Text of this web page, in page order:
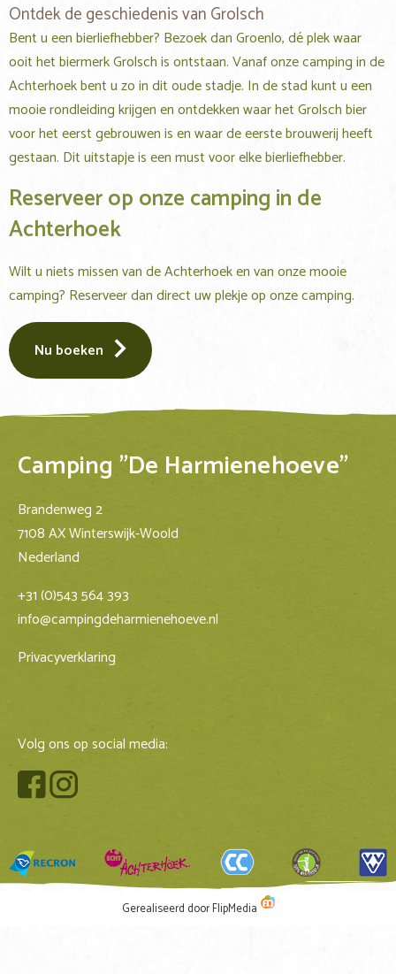
Ontdek de geschiedenis van Grolsch
Bent u een bierliefhebber? Bezoek dan Groenlo, dé plek waar
ooit het biermerk Grolsch is ontstaan. Vanaf onze camping in de
Achterhoek bent u zo in dit oude stadje. In de stad kunt u een
mooie rondleiding krijgen en ontdekken waar het Grolsch bier
voor het eerst gebrouwen is en waar de eerste brouwerij heeft
gestaan. Dit uitstapje is een must voor elke bierliefhebber.
Reserveer op onze camping in de
Achterhoek
Wilt u niets missen van de Achterhoek en van onze mooie
camping? Reserveer dan direct uw plekje op onze camping.
Nu boeken
Camping "De Harmienehoeve"
Brandenweg 2
7108 AX Winterswijk-Woold
Nederland
+31 (0)543 564 393
info@campingdeharmienehoeve.nl
Privacyverklaring
Volg ons op social media:
Gerealiseerd door FlipMedia